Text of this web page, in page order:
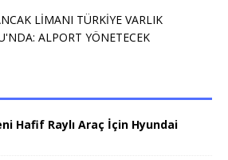
LİMANI TÜRKİYE VARLIK
ALPORT YÖNETECEK
Hafif Raylı Araç İçin Hyundai